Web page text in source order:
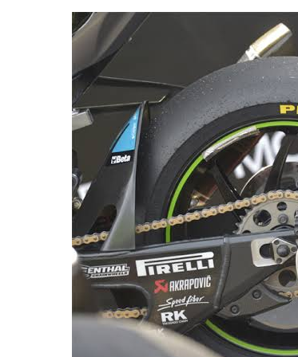
hingga akhir musim,” ujar Vinales.
Pol Espargaro Hanya Jadi
Absennya Vinales di seri
mendapat kesempatan turun